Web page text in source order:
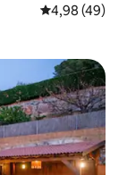
Vidutinis
4,98 (49)